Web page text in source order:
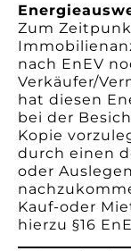
Zum
nach EnEV
Verkäufer/
hat diesen
bei der
Kopie
durch einen
oder
Kauf-oder
hierzu §16